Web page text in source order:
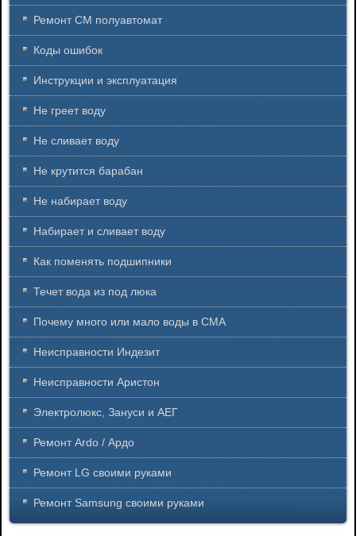
Ремонт СМ полуавтомат
Коды ошибок
Инструкции и эксплуатация
Не греет воду
Не сливает воду
Не крутится барабан
Не набирает воду
Набирает и сливает воду
Как поменять подшипники
Течет вода из под люка
Почему много или мало воды в СМА
Неисправности Индезит
Неисправности Аристон
Электролюкс, Зануси и АЕГ
Ремонт Ardo / Ардо
Ремонт LG своими руками
Ремонт Samsung своими руками